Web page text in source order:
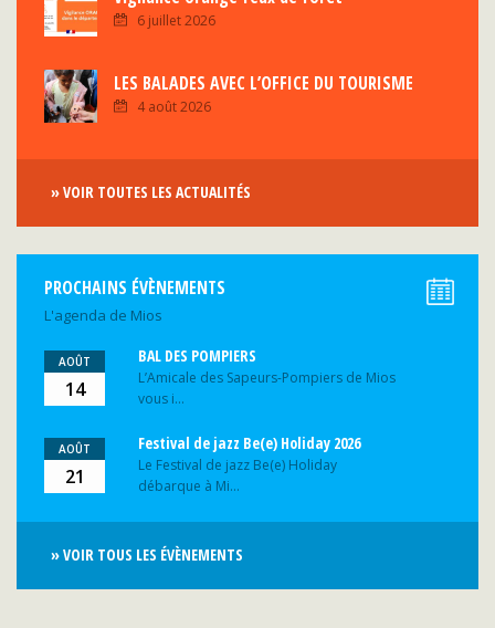
6 juillet 2026
LES BALADES AVEC L’OFFICE DU TOURISME
4 août 2026
» VOIR TOUTES LES ACTUALITÉS
PROCHAINS ÉVÈNEMENTS
L'agenda de Mios
AOÛT
14
BAL DES POMPIERS
L’Amicale des Sapeurs-Pompiers de Mios
vous i...
AOÛT
21
Festival de jazz Be(e) Holiday 2026
Le Festival de jazz Be(e) Holiday
débarque à Mi...
» VOIR TOUS LES ÉVÈNEMENTS